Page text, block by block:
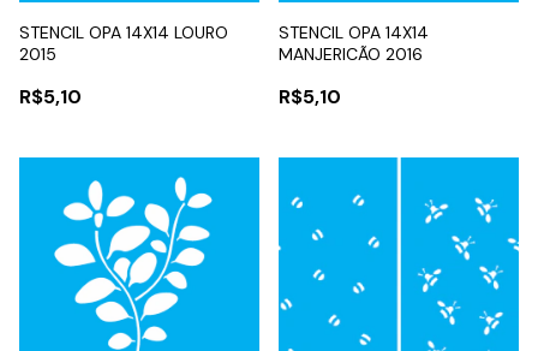
STENCIL OPA 14X14 LOURO
2015
R$5,10
STENCIL OPA 14X14
MANJERICÃO 2016
R$5,10